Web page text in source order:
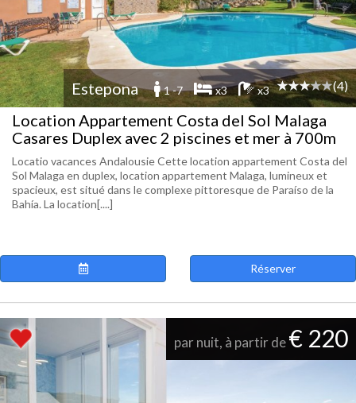
Estepona 1 -7 x3 x3 (4)
Location Appartement Costa del Sol Malaga
Casares Duplex avec 2 piscines et mer à 700m
Locatio vacances Andalousie Cette location appartement Costa del
Sol Malaga en duplex, location appartement Malaga, lumineux et
spacieux, est situé dans le complexe pittoresque de Paraíso de la
Bahía. La location[....]
Réserver
par nuit, à partir de€ 220